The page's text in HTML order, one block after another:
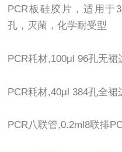
PCR板硅胶片，适用于
孔，灭菌，化学耐受型
PCR耗材,100μl 96孔无裙
PCR耗材,40μl 384孔全裙
PCR八联管,0.2ml8联排